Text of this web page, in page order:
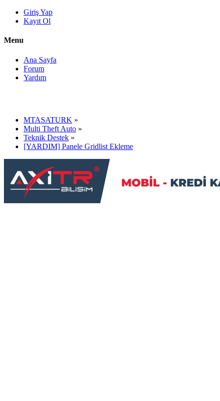
Giriş Yap
Kayıt Ol
Menu
Ana Sayfa
Forum
Yardım
MTASATURK »
Multi Theft Auto »
Teknik Destek »
[YARDIM] Panele Gridlist Ekleme